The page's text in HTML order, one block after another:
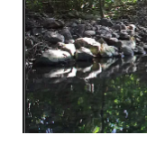
комментариях. А